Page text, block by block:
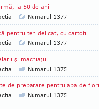
la 50 de ani
Numarul 1377
pentru ten delicat, cu cartofi
Numarul 1377
şi machiajul
Numarul 1375
de preparare pentru apa de flori
Numarul 1375